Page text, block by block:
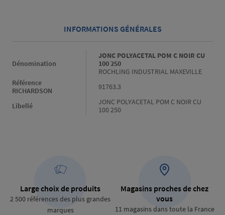
INFORMATIONS GÉNÉRALES
Dénomination
JONC POLYACETAL POM C NOIR CU
100 250
ROCHLING INDUSTRIAL MAXEVILLE
Référence
RICHARDSON
91763.3
Libellé
JONC POLYACETAL POM C NOIR CU
100 250
Large choix de produits
2 500 références des plus grandes
marques
Magasins proches de chez
vous
11 magasins dans toute la France